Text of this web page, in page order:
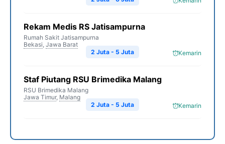
Rekam Medis RS Jatisampurna
Rumah Sakit Jatisampurna
Bekasi, Jawa Barat
Kemarin
2 Juta - 5 Juta
Staf Piutang RSU Brimedika Malang
RSU Brimedika Malang
Jawa Timur, Malang
Kemarin
2 Juta - 5 Juta